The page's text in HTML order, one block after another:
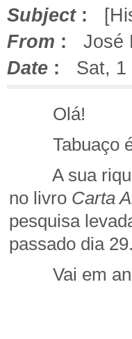
Subject:
From : José
Date : Sat, 1
Olá!
Tabuaço é
A sua
no livro Carta
pesquisa
passado dia 29.
Vai em